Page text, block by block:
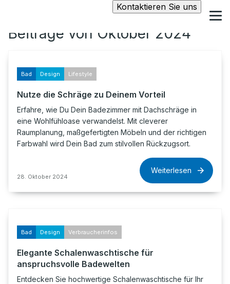
Kontaktieren Sie uns
Beiträge von Oktober 2024
Bad Design Lifestyle
Nutze die Schräge zu Deinem Vorteil
Erfahre, wie Du Dein Badezimmer mit Dachschräge in
eine Wohlfühloase verwandelst. Mit cleverer
Raumplanung, maßgefertigten Möbeln und der richtigen
Farbwahl wird Dein Bad zum stilvollen Rückzugsort.
28. Oktober 2024
Weiterlesen
Bad Design Verbraucherinfos
Elegante Schalenwaschtische für
anspruchsvolle Badewelten
Entdecken Sie hochwertige Schalenwaschtische für Ihr